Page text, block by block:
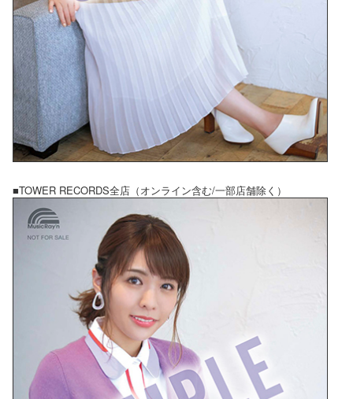
■TOWER RECORDS全店（オンライン含む/一部店舗除く）